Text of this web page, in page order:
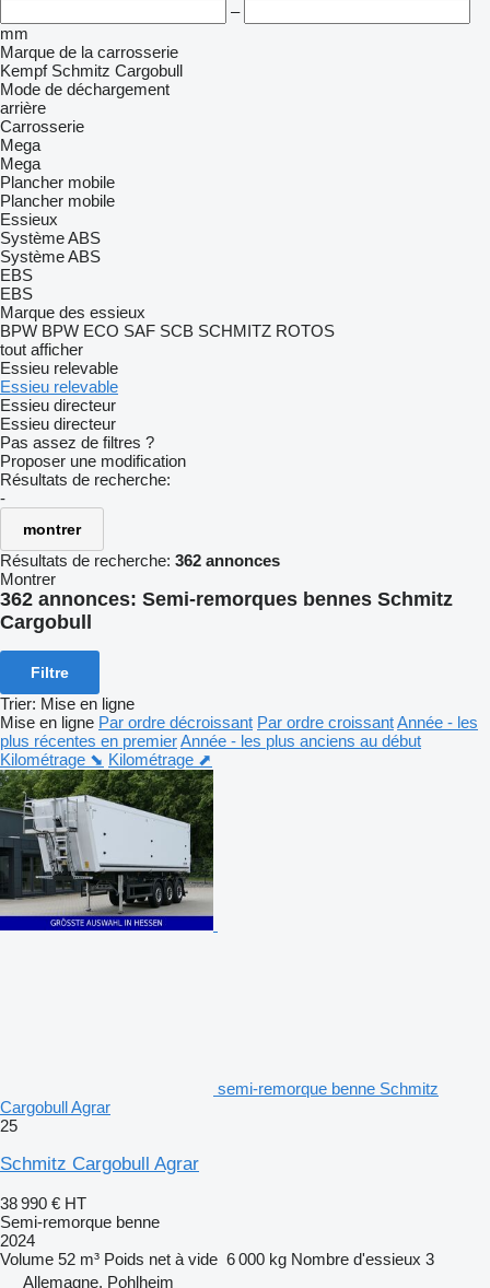
–
mm
Marque de la carrosserie
Kempf Schmitz Cargobull
Mode de déchargement
arrière
Carrosserie
Mega
Mega
Plancher mobile
Plancher mobile
Essieux
Système ABS
Système ABS
EBS
EBS
Marque des essieux
BPW BPW ECO SAF SCB SCHMITZ ROTOS
tout afficher
Essieu relevable
Essieu relevable
Essieu directeur
Essieu directeur
Pas assez de filtres ?
Proposer une modification
Résultats de recherche:
-
montrer
Résultats de recherche: 362 annonces
Montrer
362 annonces: Semi-remorques bennes Schmitz
Cargobull
Filtre
Trier: Mise en ligne
Mise en ligne Par ordre décroissant Par ordre croissantAnnée - les
plus récentes en premierAnnée - les plus anciens au début
Kilométrage ⬊ Kilométrage ⬈
semi-remorque benne Schmitz
Cargobull Agrar
25
Schmitz Cargobull Agrar
38 990 € HT
Semi-remorque benne
2024
Volume 52 m³ Poids net à vide 6 000 kg Nombre d'essieux 3
Allemagne, Pohlheim